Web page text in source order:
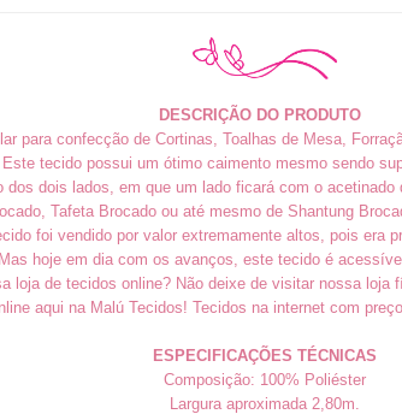
DESCRIÇÃO DO PRODUTO
para confecção de Cortinas, Toalhas de Mesa,
Este tecido possui um ótimo caimento mesmo sendo
dos dois lados, em que um lado ficará com o
Tafeta Brocado ou até mesmo de Shantung
foi vendido por valor extremamente altos, pois era
Mas hoje em dia com os avanços, este tecido é
loja de tecidos online? Não deixe de visitar nossa loja
aqui na Malú Tecidos! Tecidos na internet com
ESPECIFICAÇÕES TÉCNICAS
Composição: 100% Poliéster
Largura aproximada 2,80m.